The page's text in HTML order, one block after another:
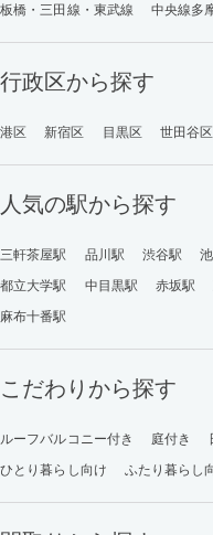
板橋・三田線・東武線
中央線多
行政区から探す
港区 新宿区 目黒区 世田谷区
人気の駅から探す
三軒茶屋駅 品川駅 渋谷駅
都立大学駅
中目黒駅 赤坂駅
麻布十番駅
こだわりから探す
ルーフバルコニー付き 庭付き
ひとり暮らし向け
ふたり暮らし